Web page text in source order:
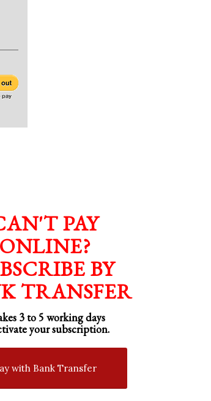
PAY
ONLINE?
BY
TRANSFER
3 to 5 working days
your subscription.
with Bank Transfer